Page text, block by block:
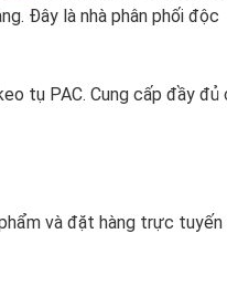
Đây là nhà phân phối độc
tụ PAC. Cung cấp đầy đủ
và đặt hàng trực tuyến